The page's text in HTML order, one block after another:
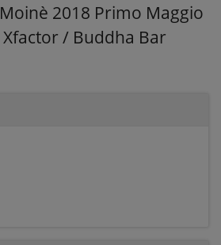
2018 Primo Maggio
/ Buddha Bar